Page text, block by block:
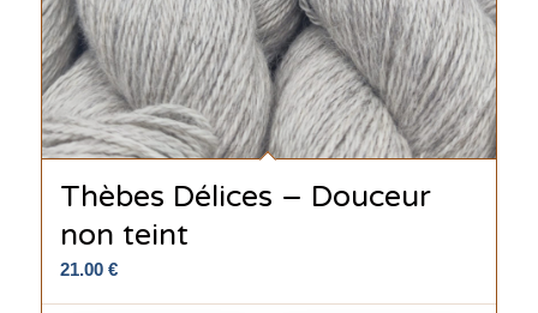
Thèbes Délices – Douceur
non teint
21.00 €